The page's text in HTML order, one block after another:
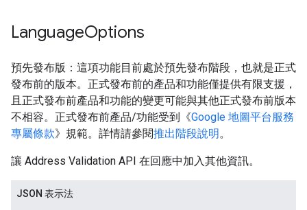
LanguageOptions
預先發布版：這項功能目前處於預先發布階段，也就是正式
發布前的版本。正式發布前的產品和功能僅提供有限支援，
且正式發布前產品和功能的變更可能與其他正式發布前版本
不相容。正式發布前產品/功能受到《Google 地圖平台服務
專屬條款》規範。詳情請參閱推出階段說明。
讓 Address Validation API 在回應中加入其他資訊。
JSON 表示法